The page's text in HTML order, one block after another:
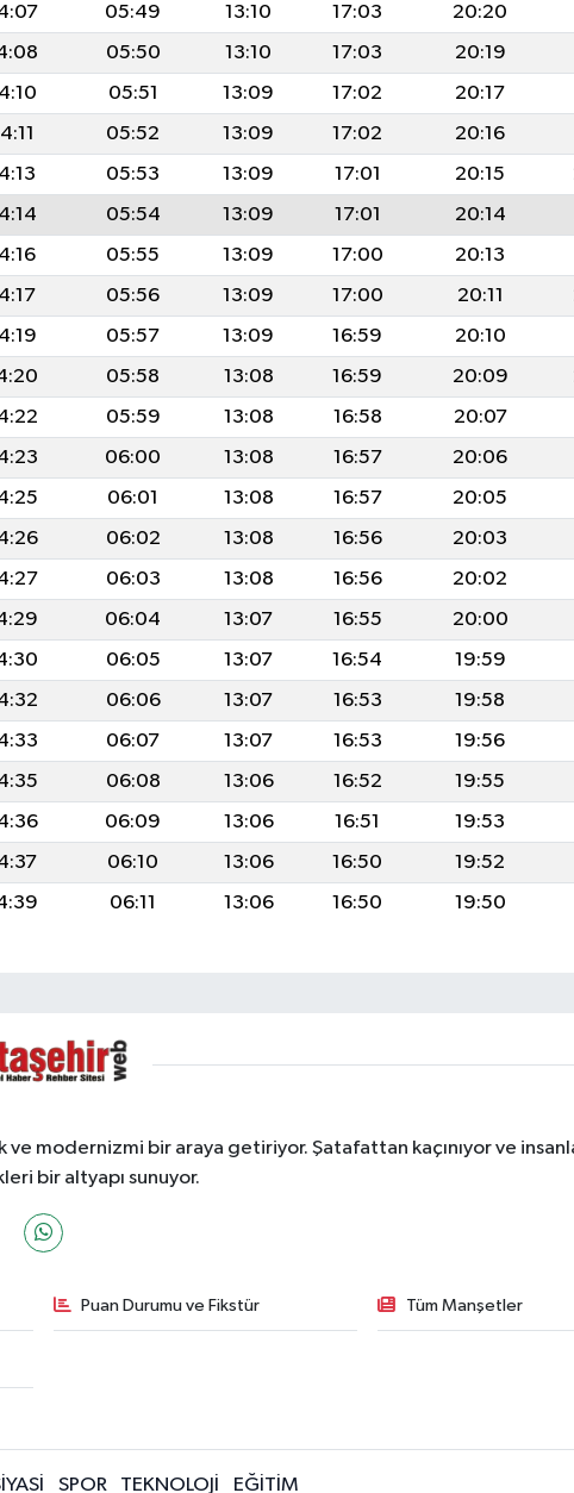
05:49 13:10 17:03 20:20
05:50 13:10 17:03 20:19
05:51 13:09 17:02 20:17
05:52 13:09 17:02 20:16
05:53 13:09 17:01 20:15
05:54 13:09 17:01 20:14
05:55 13:09 17:00 20:13
05:56 13:09 17:00 20:11
05:57 13:09 16:59 20:10
05:58 13:08 16:59 20:09
05:59 13:08 16:58 20:07
06:00 13:08 16:57 20:06
06:01 13:08 16:57 20:05
06:02 13:08 16:56 20:03
06:03 13:08 16:56 20:02
06:04 13:07 16:55 20:00
06:05 13:07 16:54 19:59
06:06 13:07 16:53 19:58
06:07 13:07 16:53 19:56
06:08 13:06 16:52 19:55
06:09 13:06 16:51 19:53
06:10 13:06 16:50 19:52
06:11 13:06 16:50 19:50
modernizmi bir araya getiriyor. Şatafattan kaçınıyor ve
bir altyapı sunuyor.
Puan Durumu ve Fikstür Tüm Manşetler
SPOR TEKNOLOJİ EĞİTİM